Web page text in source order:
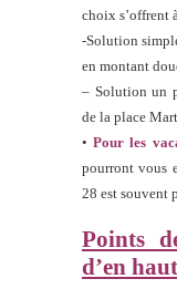
choix s’offrent
-Solution
en montant
– Solution un
de la place
•Pour les
pourront vous
28 est souvent
Points
d’en